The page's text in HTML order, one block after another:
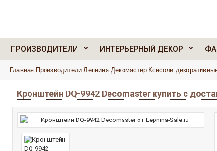
ПРОИЗВОДИТЕЛИ ИНТЕРЬЕРНЫЙ ДЕКОР
Главная Производители Лепнина Декомастер Консоли
Кронштейн DQ-9942 Decomaster купить с